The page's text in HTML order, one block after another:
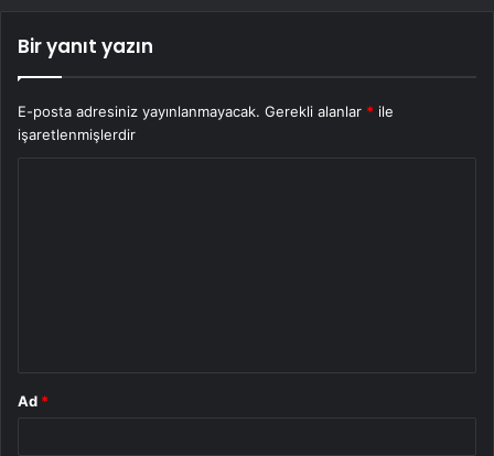
Bir yanıt yazın
E-posta adresiniz yayınlanmayacak. Gerekli alanlar * ile
işaretlenmişlerdir
Ad *